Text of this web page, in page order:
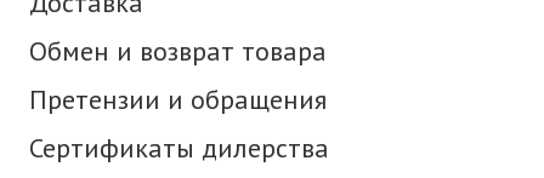
Обмен и возврат товара
Претензии и обращения
Сертификаты дилерства